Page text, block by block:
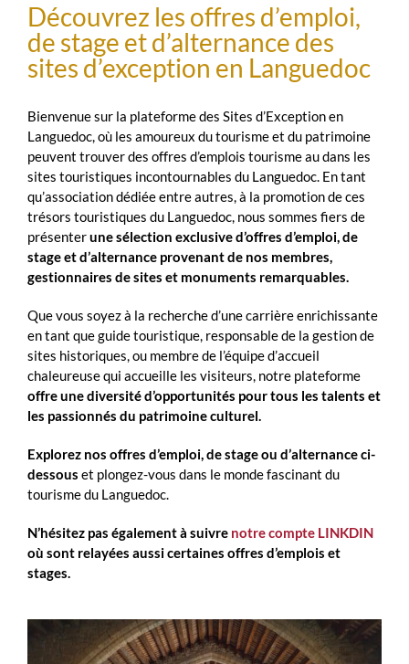
Découvrez les offres d’emploi,
de stage et d’alternance des
sites d’exception en Languedoc
Bienvenue sur la plateforme des Sites d’Exception en
Languedoc, où les amoureux du tourisme et du patrimoine
peuvent trouver des offres d’emplois tourisme au dans les
sites touristiques incontournables du Languedoc. En tant
qu’association dédiée entre autres, à la promotion de ces
trésors touristiques du Languedoc, nous sommes fiers de
présenterune sélection exclusive d’offres d’emploi, de
stage et d’alternance provenant de nos membres,
gestionnaires de sites et monuments remarquables.
Que vous soyez à la recherche d’une carrière enrichissante
en tant que guide touristique, responsable de la gestion de
sites historiques, ou membre de l’équipe d’accueil
chaleureuse qui accueille les visiteurs, notre plateforme
offre une diversité d’opportunités pour tous les talents et
les passionnés du patrimoine culturel.
Explorez nos offres d’emploi, de stage ou d’alternance ci-
dessous et plongez-vous dans le monde fascinant du
tourisme du Languedoc.
N’hésitez pas également à suivre notre compte LINKDIN
où sont relayées aussi certaines offres d’emplois et
stages.